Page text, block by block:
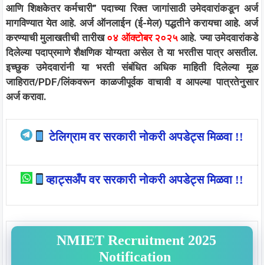
आणि शिक्षकेतर कर्मचारी” पदाच्या रिक्त जागांसाठी उमेदवारांकडून अर्ज
मागविण्यात येत आहे. अर्ज ऑनलाईन (ई-मेल) पद्धतीने करायचा आहे. अर्ज
करण्याची मुलाखतीची तारीख०४ ऑक्टोबर २०२५आहे. ज्या उमेदवारांकडे
दिलेल्या पदाप्रमाणे शैक्षणिक योग्यता असेल ते या भरतीस पात्र असतील.
इच्छुक उमेदवारांनी या भरती संबंधित अधिक माहिती दिलेल्या मूळ
जाहिरात/PDF/लिंकवरून काळजीपूर्वक वाचावी व आपल्या पात्रतेनुसार
अर्ज करावा.
टेलिग्राम वर सरकारी नोकरी अपडेट्स मिळवा !!
व्हाट्सअँप वर सरकारी नोकरी अपडेट्स मिळवा !!
NMIET Recruitment 2025
Notification